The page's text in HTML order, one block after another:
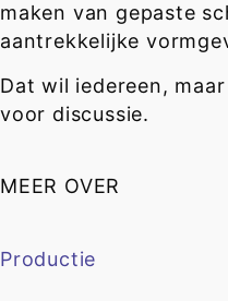
maken van gepaste
aantrekkelijke
Dat wil iedereen,
voor discussie.
MEER OVER
Productie